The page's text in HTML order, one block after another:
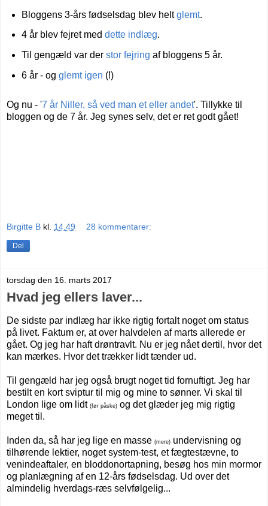
Bloggens 3-års fødselsdag blev heltglemt.
4 år blev fejret med dette indlæg.
Til gengæld var der stor fejring af bloggens 5 år.
6 år - og glemt igen (!)
Og nu - '7 år Niller, så ved man et eller andet'. Tillykke til
bloggen og de 7 år. Jeg synes selv, det er ret godt gået!
Birgitte B kl. 14.49 28 kommentarer:
Del
torsdag den 16. marts 2017
Hvad jeg ellers laver...
De sidste par indlæg har ikke rigtig fortalt noget om status
på livet. Faktum er, at over halvdelen af marts allerede er
gået. Og jeg har haft drøntravlt. Nu er jeg nået dertil, hvor det
kan mærkes. Hvor det trækker lidt tænder ud.
Til gengæld har jeg også brugt noget tid fornuftigt. Jeg har
bestilt en kort sviptur til mig og mine to sønner. Vi skal til
London lige om lidt (før påske) og det glæder jeg mig rigtig
meget til.
Inden da, så har jeg lige en masse (mere) undervisning og
tilhørende lektier, noget system-test, et fægtestævne, to
venindeaftaler, en bloddonortapning, besøg hos min mormor
og planlægning af en 12-års fødselsdag. Ud over det
almindelig hverdags-ræs selvfølgelig...